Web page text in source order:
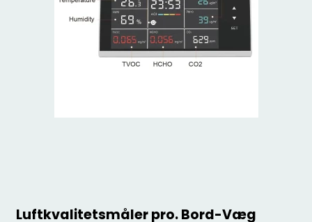
Luftkvalitetsmåler pro. Bord-Væg